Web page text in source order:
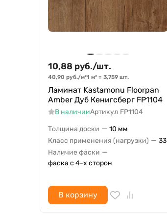
10,88 руб./шт.
40,90 руб./м²1 м² = 3,759 шт.
Ламинат Kastamonu Floorpan
Amber Дуб Кенигсберг FP1104
В наличииАртикул FP1104
Толщина доски — 10 мм
Класс применения (нагрузки) — 33
Наличие фаски —
фаска с 4-х сторон
В корзину